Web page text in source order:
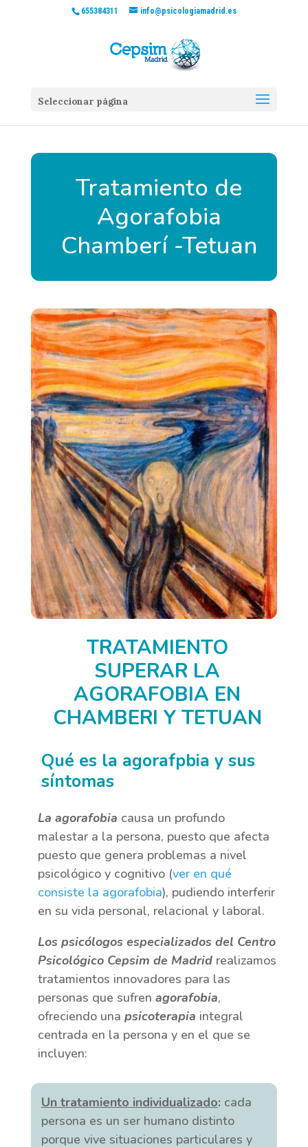
655384311 info@psicologiamadrid.es
Seleccionar página
Tratamiento de
Agorafobia
Chamberí -Tetuan
TRATAMIENTO
SUPERAR LA
AGORAFOBIA EN
CHAMBERI Y TETUAN
Qué es la agorafpbia y sus
síntomas
La agorafobia causa un profundo
malestar a la persona, puesto que afecta
puesto que genera problemas a nivel
psicológico y cognitivo (ver en qué
consiste la agorafobia), pudiendo interferir
en su vida personal, relacional y laboral.
Los psicólogos especializados del Centro
Psicológico Cepsim de Madridrealizamos
tratamientos innovadores para las
personas que sufren agorafobia,
ofreciendo una psicoterapia integral
centrada en la persona y en el que se
incluyen:
Un tratamiento individualizado:cada
persona es un ser humano distinto
porque vive situaciones particulares y